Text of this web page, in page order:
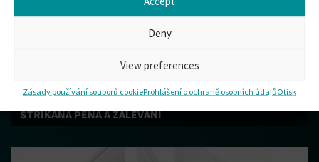
Deny
View preferences
Zásady používání souborů cookieProhlášení o ochraně osobních údajůOtisk
STŘÍKANÁ PĚNA A ZALÉVÁNÍ